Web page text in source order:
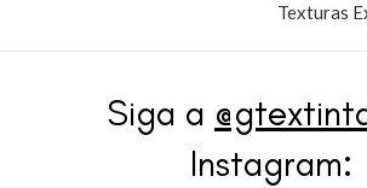
Texturas
Siga a
Instagram: